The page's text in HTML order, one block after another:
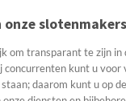
onze
om transparant te zijn in
concurrenten kunt u voor
daarom kunt u op